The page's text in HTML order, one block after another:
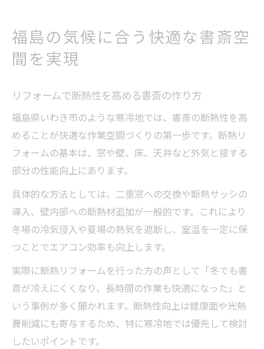
福島の気候に合う快適な書斎空
間を実現
リフォームで断熱性を高める書斎の作り方
福島県いわき市のような寒冷地では、書斎の断熱性を高
めることが快適な作業空間づくりの第一歩です。断熱リ
フォームの基本は、窓や壁、床、天井など外気と接する
部分の性能向上にあります。
具体的な方法としては、二重窓への交換や断熱サッシの
導入、壁内部への断熱材追加が一般的です。これにより
冬場の冷気侵入や夏場の熱気を遮断し、室温を一定に保
つことでエアコン効率も向上します。
実際に断熱リフォームを行った方の声として「冬でも書
斎が冷えにくくなり、長時間の作業も快適になった」と
いう事例が多く聞かれます。断熱性向上は健康面や光熱
費削減にも寄与するため、特に寒冷地では優先して検討
したいポイントです。